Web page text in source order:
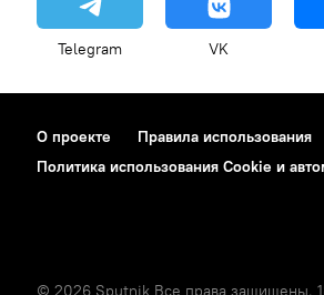
Telegram VK
О проекте Правила использования
Политика использования Cookie и
© 2026 Sputnik Все права защищены.